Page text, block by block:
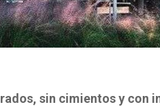
sin cimientos y con